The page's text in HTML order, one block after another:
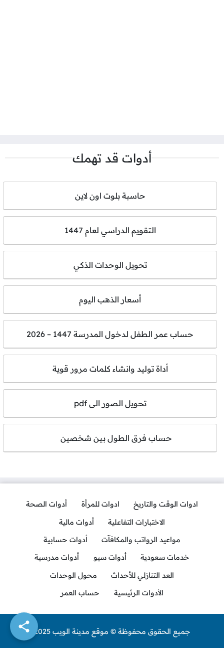
أدوات قد تهمك
حاسبة بلوت اون لاين
التقويم الدراسي لعام 1447
تحويل الوحدات الذكي
أسعار الذهب اليوم
حساب عمر الطفل لدخول المدرسة 1447 – 2026
أداة توليد وانشاء كلمات مرور قوية
تحويل الصور الى pdf
حساب فرق الطول بين شخصين
ادوات الوقت والتاريخ ادوات للمرأة
أدوات الصحة
الاختبارات التفاعلية
أدوات مالية
مواعيد الرواتب والمكافآت
أدوات حسابية
خدمات سعودية
أدوات سيو
أدوات مدرسية
العد التنازلي للأحداث
محول الوحدات
الأدوات الرئيسية
حساب العمر
جميع الحقوق محفوظة © موقع مدينة الويب 2025